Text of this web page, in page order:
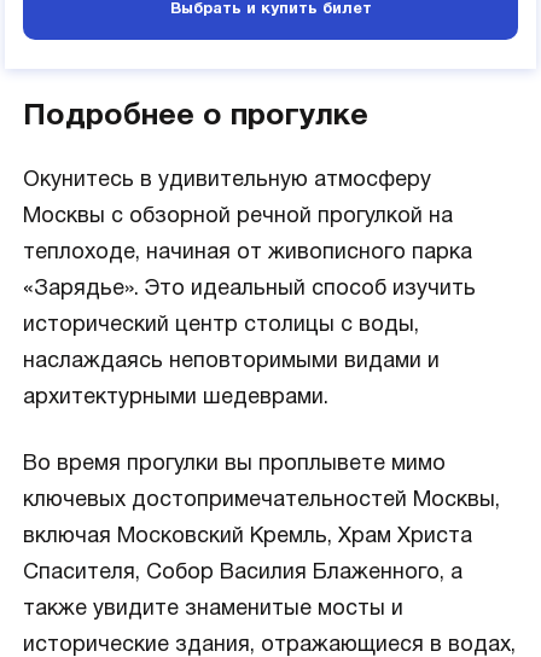
Выбрать и купить билет
Подробнее о прогулке
Окунитесь в удивительную атмосферу
Москвы с обзорной речной прогулкой на
теплоходе, начиная от живописного парка
«Зарядье». Это идеальный способ изучить
исторический центр столицы с воды,
наслаждаясь неповторимыми видами и
архитектурными шедеврами.
Во время прогулки вы проплывете мимо
ключевых достопримечательностей Москвы,
включая Московский Кремль, Храм Христа
Спасителя, Собор Василия Блаженного, а
также увидите знаменитые мосты и
исторические здания, отражающиеся в водах,